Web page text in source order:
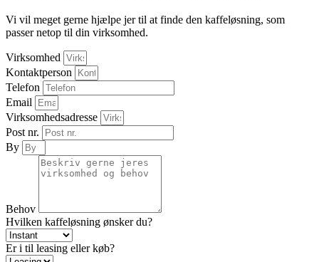
Vi vil meget gerne hjælpe jer til at finde den kaffeløsning, som
passer netop til din virksomhed.
Virksomhed
Kontaktperson
Telefon
Email
Virksomhedsadresse
Post nr.
By
Behov
Hvilken kaffeløsning ønsker du?
Er i til leasing eller køb?